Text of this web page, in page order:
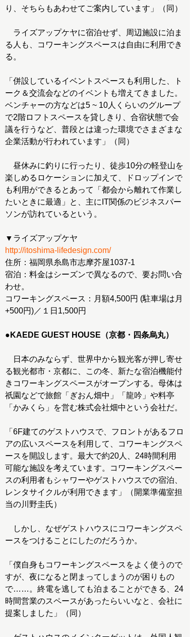
り、そちらもあわせてご案内しています」（同）
ライズアップケヤに宿泊せず、周辺施設に泊ま
る人も、コワーキングスペースは自由に利用でき
る。
「併設しているイベントスペースも利用した、ト
ーク＆交流会などのイベントも増えてきました。
ベンチャーの方などは5 ~ 10人くらいのグループ
で2階ロフトスペースを貸しきり、合宿状態で会
議を行うなど、普段とは違った環境でさまざまな
企業活動が行われています」（同）
昼休みに釣りに行ったり、徒歩10分の軽登山を
楽しめるロケーションに加えて、ドロップインで
も利用ができるとあって「都会から離れて作業し
たいときに最適」と、主にIT関係のビジネスパー
ソンが訪れているという。
http://itoshima-lifedesign.com/
住所：福岡県糸島市志摩芥屋1037-1
宿泊：料金はシーズンで異なるので、要お問い合
わせ。
コワーキングスペース：月額4,500円 (駐車場は月
+500円)／１日1,500円
●KAEDE GUEST HOUSE（京都・四条烏丸）
日本のみならず、世界中から観光客が押し寄せ
る観光都市・京都に、この冬、新たな宿泊機能付
きコワーキングスペースがオープンする。母体は
祇園などで旅館「ぎおん畑中」「龍吟」や料亭
「かみくら」を営む株式会社畑中という会社だ。
「6F建てのゲストハウスで、フロントがあるフロ
アの広いスペースを利用して、コワーキングスペ
ースを開設します。最大で約20人、24時間利用
可能な施設を考えています。コワーキングスペー
スの利用者もシャワーやゲストハウスでの宿泊、
レンタサイクルが利用できます」（開業準備室担
当の川野圭氏）
しかし、なぜゲストハウスにコワーキングスペ
ースをつけることにしたのだろうか。
「僕自身もコワーキングスペースをよく使うので
すが、夜になると閉まってしまうのが困りもの
で……。終電を逃しても泊まることができる、24
時間営業のスペースがあったらいいなと、会社に
提案しました」（同）